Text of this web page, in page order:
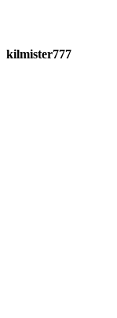
kilmister777